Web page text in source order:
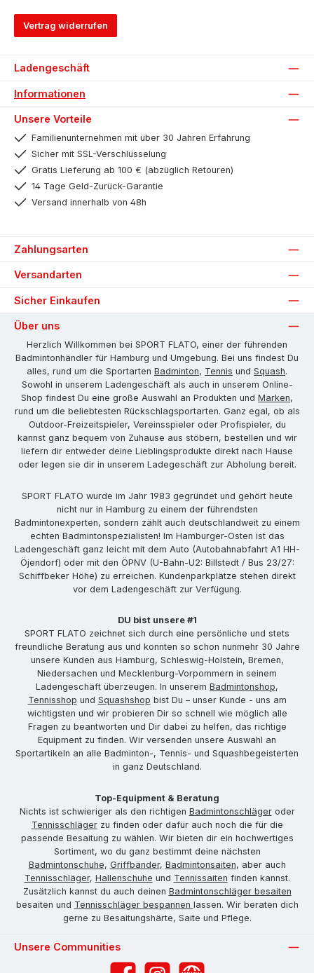
Vertrag widerrufen
Ladengeschäft
Informationen
Unsere Vorteile
Familienunternehmen mit über 30 Jahren Erfahrung
Sicher mit SSL-Verschlüsselung
Gratis Lieferung ab 100 € (abzüglich Retouren)
14 Tage Geld-Zurück-Garantie
Versand innerhalb von 48h
Zahlungsarten
Versandarten
Sicher Einkaufen
Über uns
Herzlich Willkommen bei SPORT FLATO, einer der führenden
Badmintonhändler für Hamburg und Umgebung. Bei uns findest Du
alles, rund um die Sportarten Badminton, Tennis und Squash.
Sowohl in unserem Ladengeschäft als auch in unserem Online-
Shop findest Du eine große Auswahl an Produkten und Marken,
rund um die beliebtesten Rückschlagsportarten. Ganz egal, ob als
Outdoor-Freizeitspieler, Vereinsspieler oder Profispieler, du
kannst ganz bequem von Zuhause aus stöbern, bestellen und wir
liefern dir entweder deine Lieblingsprodukte direkt nach Hause
oder legen sie dir in unserem Ladegeschäft zur Abholung bereit.
SPORT FLATO wurde im Jahr 1983 gegründet und gehört heute
nicht nur in Hamburg zu einem der führendsten
Badmintonexperten, sondern zählt auch deutschlandweit zu einem
echten Badmintonspezialisten! Im Hamburger-Osten ist das
Ladengeschäft ganz leicht mit dem Auto (Autobahnabfahrt A1 HH-
Öjendorf) oder mit den ÖPNV (U-Bahn-U2: Billstedt / Bus 23/27:
Schiffbeker Höhe) zu erreichen. Kundenparkplätze stehen direkt
vor dem Ladengeschäft zur Verfügung.
DU bist unsere #1
SPORT FLATO zeichnet sich durch eine persönliche und stets
freundliche Beratung aus und konnten so schon nunmehr 30 Jahre
unsere Kunden aus Hamburg, Schleswig-Holstein, Bremen,
Niedersachen und Mecklenburg-Vorpommern in seinem
Ladengeschäft überzeugen. In unserem Badmintonshop,
Tennisshop und Squashshop bist Du – unser Kunde - uns am
wichtigsten und wir probieren Dir so schnell wie möglich alle
Fragen zu beantworten und Dir dabei zu helfen, das richtige
Equipment zu finden. Wir versenden unsere Auswahl an
Sportartikeln an alle Badminton-, Tennis- und Squashbegeisterten
in ganz Deutschland.
Top-Equipment & Beratung
Nichts ist schwieriger als den richtigen Badmintonschlägeroder
Tennisschlägerzu finden oder dafür auch noch die für die
passende Besaitung zu wählen. Wir bieten dir ein hochwertiges
Sortiment, wo du ganz bestimmt deine nächsten
Badmintonschuhe, Griffbänder, Badmintonsaiten, aber auch
Tennisschläger, Hallenschuhe und Tennissaiten finden kannst.
Zusätzlich kannst du auch deinen Badmintonschläger besaiten
besaiten und Tennisschläger bespannen lassen. Wir beraten dich
gerne zu Besaitungshärte, Saite und Pflege.
Unsere Communities